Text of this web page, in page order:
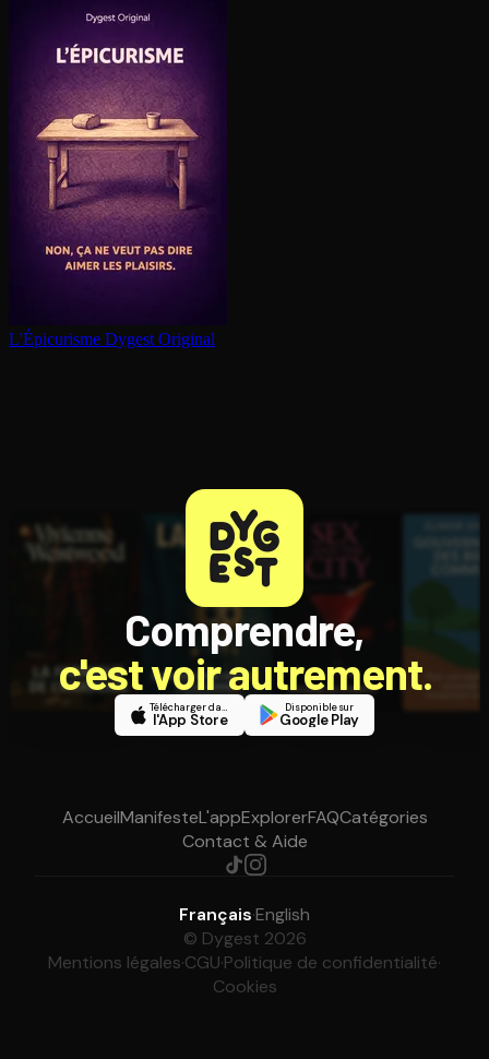
L'Épi­cu­risme Dygest Original
Comprendre,
c'est voir autrement.
Télécharger dans
l'App Store
Disponible sur
Google Play
AccueilManifesteL'appExplorerFAQCatégories
Contact & Aide
Français·English
© Dygest 2026
Mentions légales·CGU·Politique de confidentialité·
Cookies